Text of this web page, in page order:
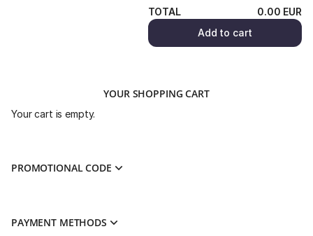
TOTAL 0.00 EUR
Add to cart
YOUR SHOPPING CART
Your cart is empty.
PROMOTIONAL CODE
PAYMENT METHODS